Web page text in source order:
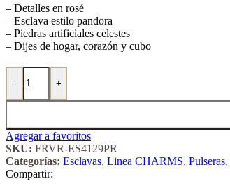
– Detalles en rosé
– Esclava estilo pandora
– Piedras artificiales celestes
– Dijes de hogar, corazón y cubo
-
Esclava de Acero Blanco Forever 4129PR cantidad
+
Agregar a favoritos
SKU: FRVR-ES4129PR
Categorías: Esclavas, Linea CHARMS, Pulseras,
Compartir: